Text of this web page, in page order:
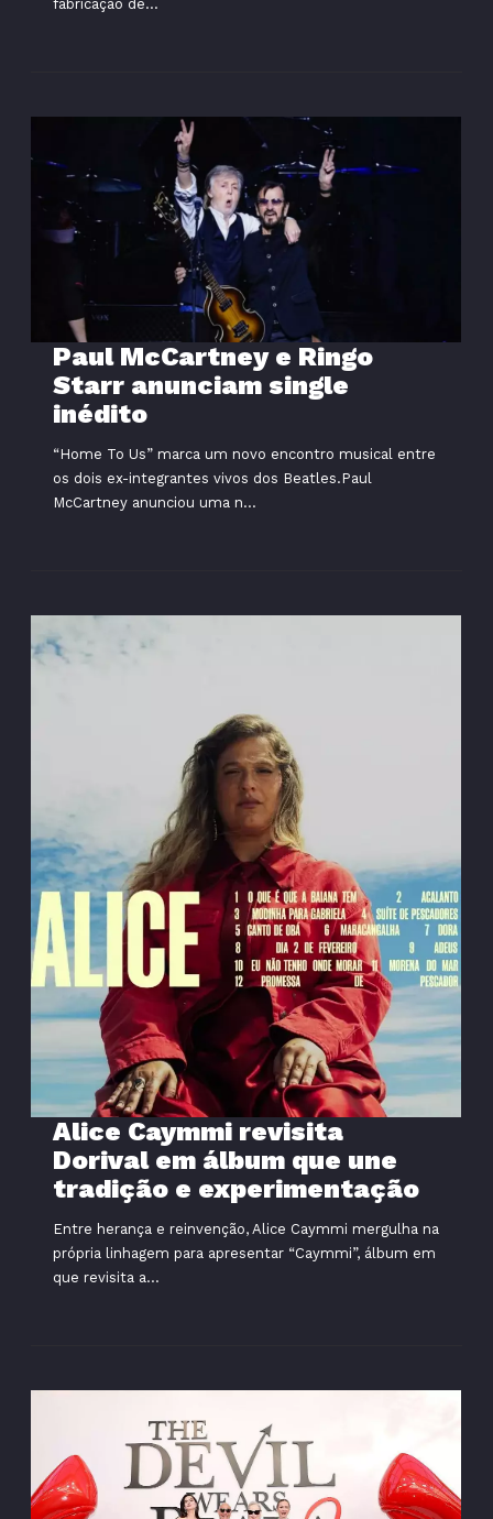
fabricação de...
Paul McCartney e Ringo
Starr anunciam single
inédito
“Home To Us” marca um novo encontro musical entre
os dois ex-integrantes vivos dos Beatles.Paul
McCartney anunciou uma n...
Alice Caymmi revisita
Dorival em álbum que une
tradição e experimentação
Entre herança e reinvenção, Alice Caymmi mergulha na
própria linhagem para apresentar “Caymmi”, álbum em
que revisita a...